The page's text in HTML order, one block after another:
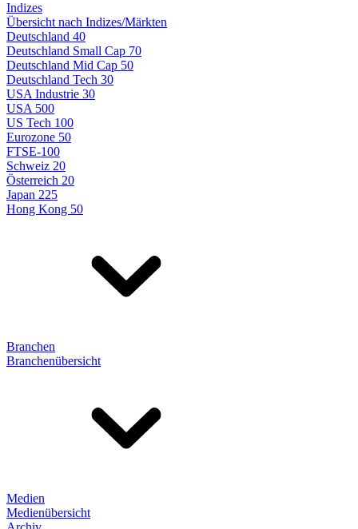
Indizes
Übersicht nach Indizes/Märkten
Deutschland 40
Deutschland Small Cap 70
Deutschland Mid Cap 50
Deutschland Tech 30
USA Industrie 30
USA 500
US Tech 100
Eurozone 50
FTSE-100
Schweiz 20
Österreich 20
Japan 225
Hong Kong 50
Branchen
Branchenübersicht
Medien
Medienübersicht